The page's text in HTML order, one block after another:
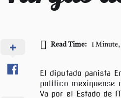
Read Time: 1 Minute,
El diputado panista
político mexiquense
Va por el Estado de